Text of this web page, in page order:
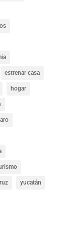
estrenar casa
hogar
yucatán